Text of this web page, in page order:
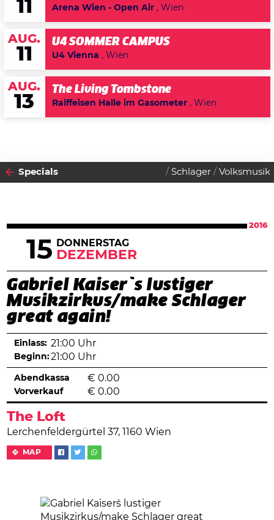
11 Arena Wien - Open Air , Wien
AUG.
11
U4 SOMMER CAMPUS
U4 Vienna , Wien
AUG.
13
The Living Tombstone
Raiffeisen Halle im Gasometer , Wien
Specials Schlager Volksmusik
2016
15 DONNERSTAG
DEZEMBER
Gabriel Kaiser`s lustiger
Musikzirkus/make Schlager
great again!
The Loft
Lerchenfeldergürtel 37, 1160 Wien
MAP
Einlass: 21:00 Uhr
Beginn:21:00 Uhr
Abendkassa € 0.00
Vorverkauf € 0.00